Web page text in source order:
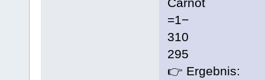
=1−
310
295
👉 Ergebnis: